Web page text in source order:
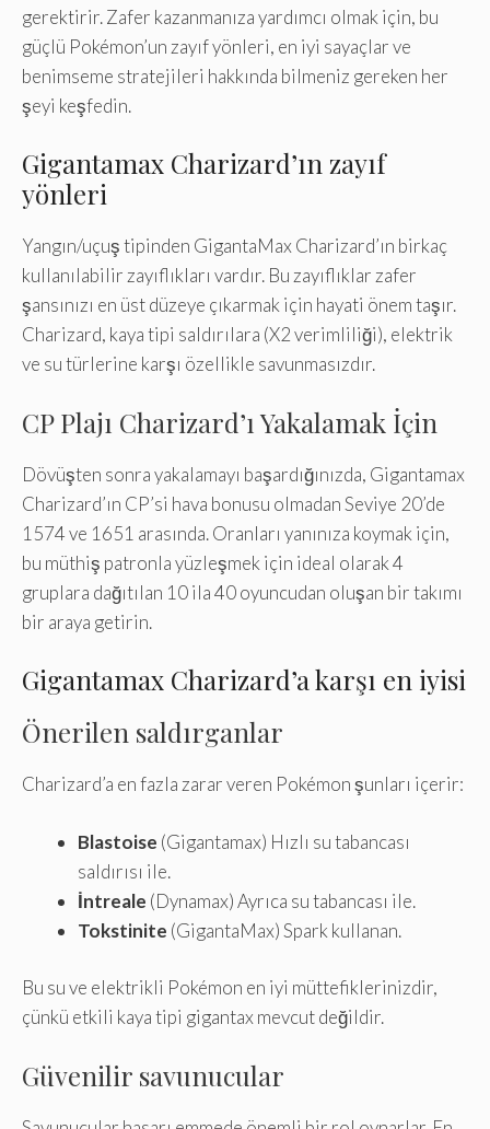
gerektirir. Zafer kazanmanıza yardımcı olmak için, bu
güçlü Pokémon’un zayıf yönleri, en iyi sayaçlar ve
benimseme stratejileri hakkında bilmeniz gereken her
şeyi keşfedin.
Gigantamax Charizard’ın zayıf
yönleri
Yangın/uçuş tipinden GigantaMax Charizard’ın birkaç
kullanılabilir zayıflıkları vardır. Bu zayıflıklar zafer
şansınızı en üst düzeye çıkarmak için hayati önem taşır.
Charizard, kaya tipi saldırılara (X2 verimliliği), elektrik
ve su türlerine karşı özellikle savunmasızdır.
CP Plajı Charizard’ı Yakalamak İçin
Dövüşten sonra yakalamayı başardığınızda, Gigantamax
Charizard’ın CP’si hava bonusu olmadan Seviye 20’de
1574 ve 1651 arasında. Oranları yanınıza koymak için,
bu müthiş patronla yüzleşmek için ideal olarak 4
gruplara dağıtılan 10 ila 40 oyuncudan oluşan bir takımı
bir araya getirin.
Gigantamax Charizard’a karşı en iyisi
Önerilen saldırganlar
Charizard’a en fazla zarar veren Pokémon şunları içerir:
Blastoise (Gigantamax) Hızlı su tabancası
saldırısı ile.
İntreale (Dynamax) Ayrıca su tabancası ile.
Tokstinite (GigantaMax) Spark kullanan.
Bu su ve elektrikli Pokémon en iyi müttefiklerinizdir,
çünkü etkili kaya tipi gigantax mevcut değildir.
Güvenilir savunucular